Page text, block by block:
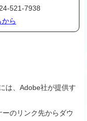
521-7938
ら
は、Adobe社が提供す
のリンク先からダウ